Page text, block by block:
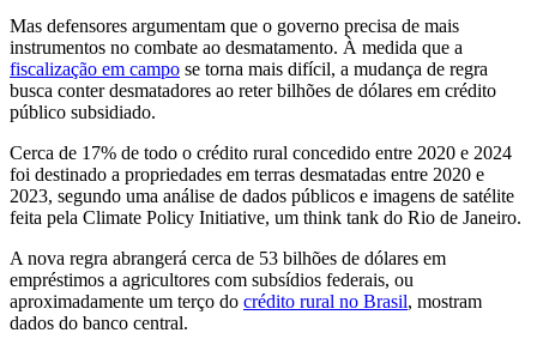
Mas defensores argumentam que o governo precisa de mais
instrumentos no combate ao desmatamento. À medida que a
fiscalização em campo se torna mais difícil, a mudança de regra
busca conter desmatadores ao reter bilhões de dólares em crédito
público subsidiado.
Cerca de 17% de todo o crédito rural concedido entre 2020 e 2024
foi destinado a propriedades em terras desmatadas entre 2020 e
2023, segundo uma análise de dados públicos e imagens de satélite
feita pela Climate Policy Initiative, um think tank do Rio de Janeiro.
A nova regra abrangerá cerca de 53 bilhões de dólares em
empréstimos a agricultores com subsídios federais, ou
aproximadamente um terço do crédito rural no Brasil, mostram
dados do banco central.